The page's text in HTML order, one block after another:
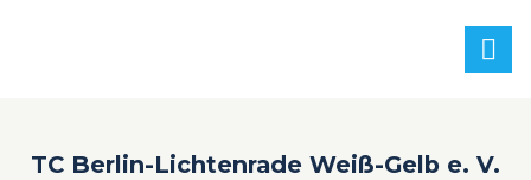
TC Berlin-Lichtenrade Weiß-Gelb e. V.